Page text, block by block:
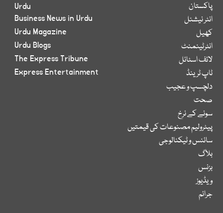
پاکستان
انٹر نیشنل
کھیل
انٹرٹینمنٹ
لائف اسٹائل
ٹاپ ٹرینڈ
دلچسپ و عجیب
صحت
سونے کے نرخ
پیٹرولیم مصنوعات کی قیمتیں
سائنس و ٹیکنالوجی
بلاگ
بزنس
ویڈیوز
جرائم
Urdu
Business News in Urdu
Urdu Magazine
Urdu Blogs
The Express Tribune
Express Entertainment